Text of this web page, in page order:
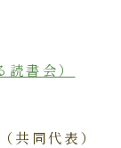
書会）
共同代表）